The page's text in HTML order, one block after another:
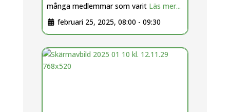
många medlemmar som varit Läs mer...
februari 25, 2025, 08:00 - 09:30